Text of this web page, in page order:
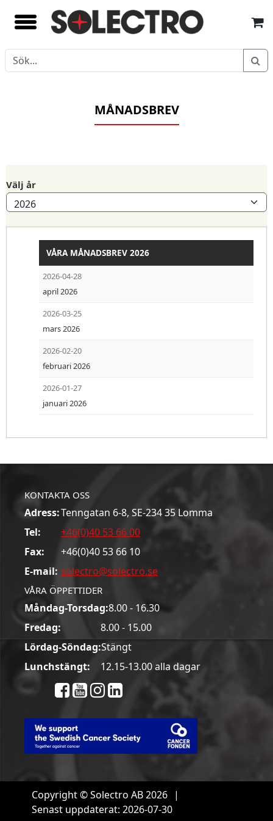
MÅNADSBREV
Välj år
VÅRA MÅNADSBREV 2026
2026-04-28
april 2026
2026-03-25
mars 2026
2026-02-20
februari 2026
2026-01-27
januari 2026
KONTAKTA OSS
Adress:Tenngatan 6-8, SE-234 35 Lomma
Tel:
+46(0)40 53 66 00
Fax:
+46(0)40 53 66 10
E-mail: solectro@solectro.se
VÅRA ÖPPETTIDER
Måndag-Torsdag:8.00 - 16.30
Fredag:
8.00 - 15.00
Lördag-Söndag:Stängt
Lunchstängt:
12.15-13.00 alla dagar
Copyright © Solectro AB 2026 |
Senast uppdaterat: 2026-07-30